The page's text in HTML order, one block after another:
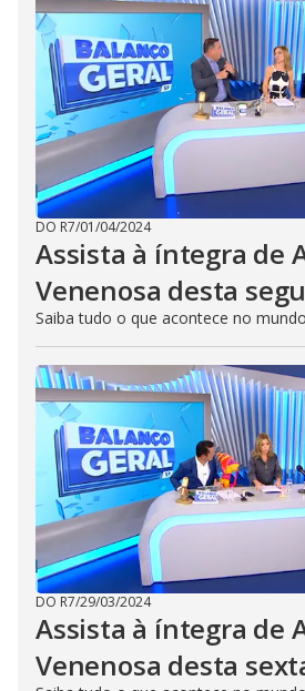
DO R7/01/04/2024
Assista à íntegra de
Venenosa desta
Saiba tudo o que acontece no
DO R7/29/03/2024
Assista à íntegra de
Venenosa desta